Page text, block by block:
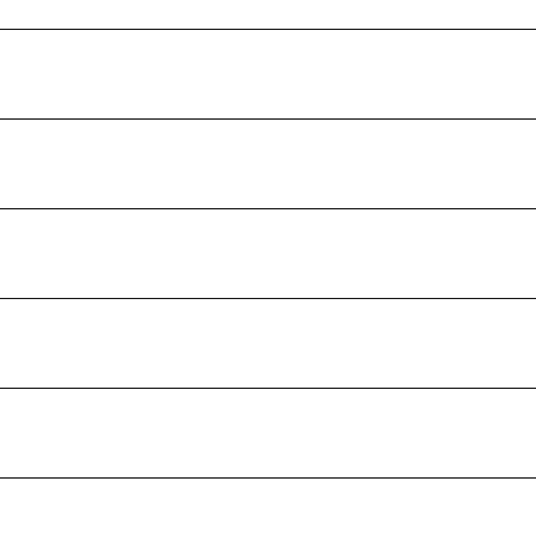
Port Region
Kirovskaya oblast'
Samarskaya oblast'